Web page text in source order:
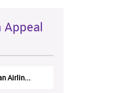
Appeal
Airlin...